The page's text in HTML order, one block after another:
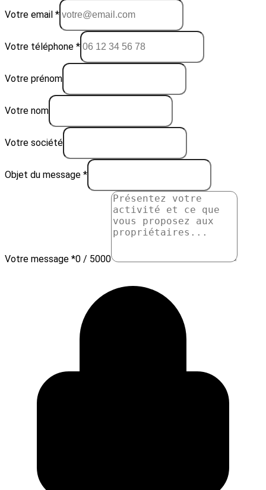
Votre email *
Votre téléphone *
Votre prénom
Votre nom
Votre société
Objet du message *
Votre message *0 / 5000